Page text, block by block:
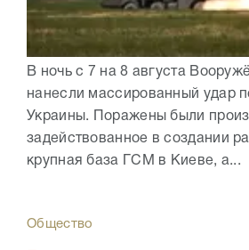
В ночь с 7 на 8 августа
нанесли массированный удар
Украины. Поражены были
задействованное в создании
крупная база ГСМ в Киеве, а...
Общество